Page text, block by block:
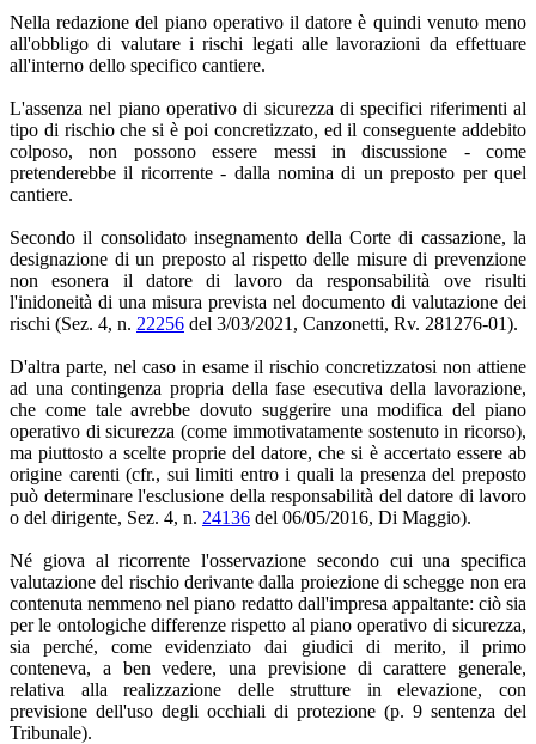
Nella redazione del piano operativo il datore è quindi venuto meno
all'obbligo di valutare i rischi legati alle lavorazioni da effettuare
all'interno dello specifico cantiere.
L'assenza nel piano operativo di sicurezza di specifici riferimenti al
tipo di rischio che si è poi concretizzato, ed il conseguente addebito
colposo, non possono essere messi in discussione - come
pretenderebbe il ricorrente - dalla nomina di un preposto per quel
cantiere.
Secondo il consolidato insegnamento della Corte di cassazione, la
designazione di un preposto al rispetto delle misure di prevenzione
non esonera il datore di lavoro da responsabilità ove risulti
l'inidoneità di una misura prevista nel documento di valutazione dei
rischi (Sez. 4, n. 22256 del 3/03/2021, Canzonetti, Rv. 281276-01).
D'altra parte, nel caso in esame il rischio concretizzatosi non attiene
ad una contingenza propria della fase esecutiva della lavorazione,
che come tale avrebbe dovuto suggerire una modifica del piano
operativo di sicurezza (come immotivatamente sostenuto in ricorso),
ma piuttosto a scelte proprie del datore, che si è accertato essere ab
origine carenti (cfr., sui limiti entro i quali la presenza del preposto
può determinare l'esclusione della responsabilità del datore di lavoro
o del dirigente, Sez. 4, n. 24136 del 06/05/2016, Di Maggio).
Né giova al ricorrente l'osservazione secondo cui una specifica
valutazione del rischio derivante dalla proiezione di schegge non era
contenuta nemmeno nel piano redatto dall'impresa appaltante: ciò sia
per le ontologiche differenze rispetto al piano operativo di sicurezza,
sia perché, come evidenziato dai giudici di merito, il primo
conteneva, a ben vedere, una previsione di carattere generale,
relativa alla realizzazione delle strutture in elevazione, con
previsione dell'uso degli occhiali di protezione (p. 9 sentenza del
Tribunale).